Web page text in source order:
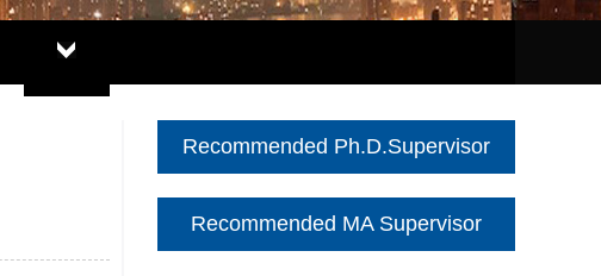
Recommended Ph.D.Supervisor
Recommended MA Supervisor